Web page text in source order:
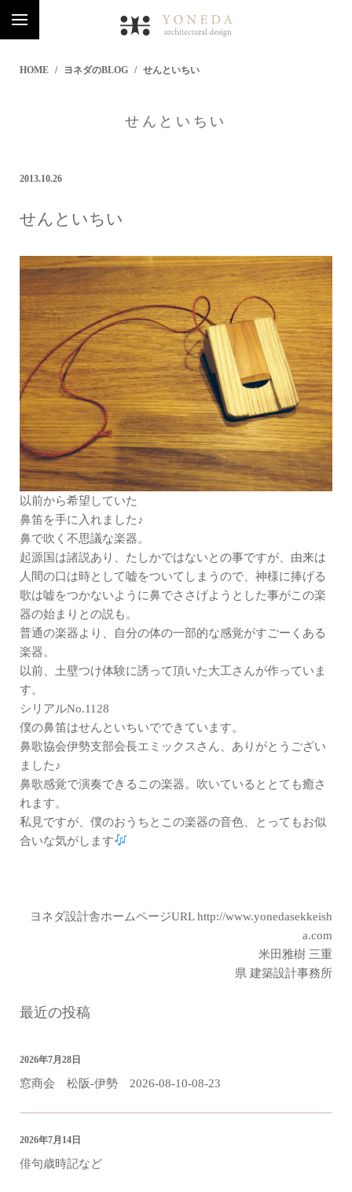
HOME ヨネダのBLOG せんといちい
せんといちい
2013.10.26
せんといちい
以前から希望していた
鼻笛を手に入れました♪
鼻で吹く不思議な楽器。
起源国は諸説あり、たしかではないとの事ですが、由来は
人間の口は時として嘘をついてしまうので、神様に捧げる
歌は嘘をつかないように鼻でささげようとした事がこの楽
器の始まりとの説も。
普通の楽器より、自分の体の一部的な感覚がすごーくある
楽器。
以前、土壁つけ体験に誘って頂いた大工さんが作っていま
す。
シリアルNo.1128
僕の鼻笛はせんといちいでできています。
鼻歌協会伊勢支部会長エミックスさん、ありがとうござい
ました♪
鼻歌感覚で演奏できるこの楽器。吹いているととても癒さ
れます。
私見ですが、僕のおうちとこの楽器の音色、とってもお似
合いな気がします
ヨネダ設計舎ホームページURLhttp://www.yonedasekkeish
a.com
米田雅樹 三重
県 建築設計事務所
最近の投稿
窓商会 松阪-伊勢 2026-08-10-08-23
2026年7月28日
俳句歳時記など
2026年7月14日